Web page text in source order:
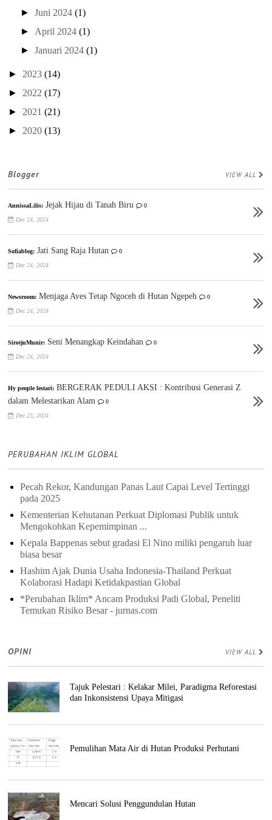
► Juni 2024 (1)
► April 2024 (1)
► Januari 2024 (1)
► 2023(14)
► 2022(17)
► 2021(21)
► 2020(13)
Blogger VIEW ALL
AnnissaLilis: Jejak Hijau di Tanah Biru 0
Dec 24, 2024
Sofiablog: Jati Sang Raja Hutan 0
Dec 24, 2024
Newsroom: Menjaga Aves Tetap Ngoceh di Hutan Ngepeh 0
Dec 24, 2024
SirotjuMunir: Seni Menangkap Keindahan 0
Dec 24, 2024
Hy people lestari: BERGERAK PEDULI AKSI : Kontribusi Generasi Z
dalam Melestarikan Alam
0
Dec 23, 2024
PERUBAHAN IKLIM GLOBAL
Pecah Rekor, Kandungan Panas Laut Capai Level Tertinggi
pada 2025
Kementerian Kehutanan Perkuat Diplomasi Publik untuk
Mengokohkan Kepemimpinan ...
Kepala Bappenas sebut gradasi El Nino miliki pengaruh luar
biasa besar
Hashim Ajak Dunia Usaha Indonesia-Thailand Perkuat
Kolaborasi Hadapi Ketidakpastian Global
*Perubahan Iklim* Ancam Produksi Padi Global, Peneliti
Temukan Risiko Besar - jurnas.com
OPINI VIEW ALL
Tajuk Pelestari : Kelakar Milei, Paradigma Reforestasi
dan Inkonsistensi Upaya Mitigasi
Pemulihan Mata Air di Hutan Produksi Perhutani
Mencari Solusi Penggundulan Hutan